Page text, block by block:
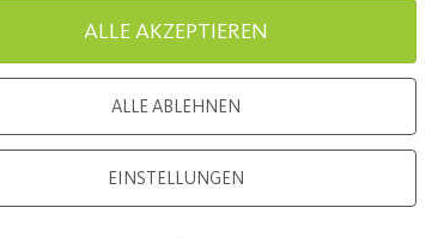
Load More
ALLE AKZEPTIEREN
ALLE ABLEHNEN
EINSTELLUNGEN